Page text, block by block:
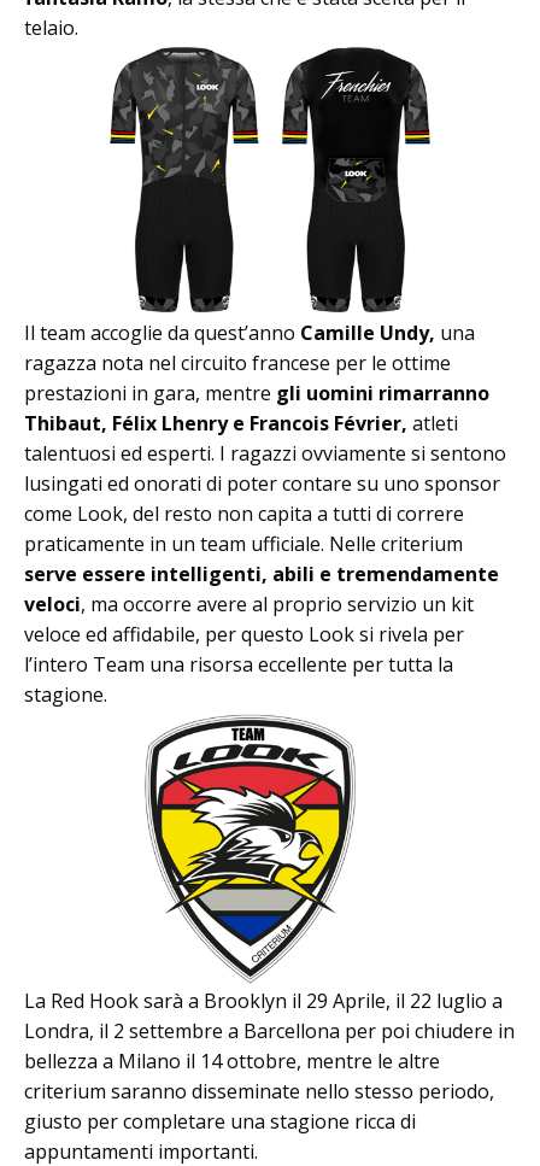
telaio.
Il team accoglie da quest’anno Camille Undy, una
ragazza nota nel circuito francese per le ottime
prestazioni in gara, mentre gli uomini rimarranno
Thibaut, Félix Lhenry e Francois Février, atleti
talentuosi ed esperti. I ragazzi ovviamente si sentono
lusingati ed onorati di poter contare su uno sponsor
come Look, del resto non capita a tutti di correre
praticamente in un team ufficiale. Nelle criterium
serve essere intelligenti, abili e tremendamente
veloci, ma occorre avere al proprio servizio un kit
veloce ed affidabile, per questo Look si rivela per
l’intero Team una risorsa eccellente per tutta la
stagione.
La Red Hook sarà a Brooklyn il 29 Aprile, il 22 luglio a
Londra, il 2 settembre a Barcellona per poi chiudere in
bellezza a Milano il 14 ottobre, mentre le altre
criterium saranno disseminate nello stesso periodo,
giusto per completare una stagione ricca di
appuntamenti importanti.